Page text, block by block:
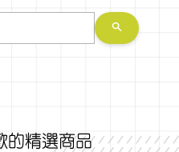
的精選商品